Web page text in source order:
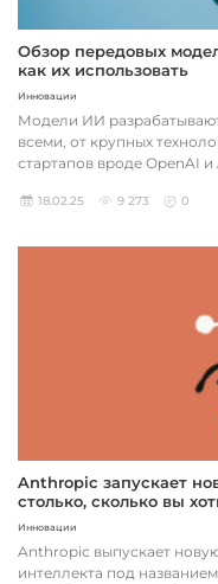
Обзор передовых
как их использовать
Инновации
Модели ИИ
всеми, от крупных
стартапов вроде OpenAI
18.02.25 9 273 0
Anthropic запускает
столько, сколько вы
Инновации
Anthropic выпускает
интеллекта под